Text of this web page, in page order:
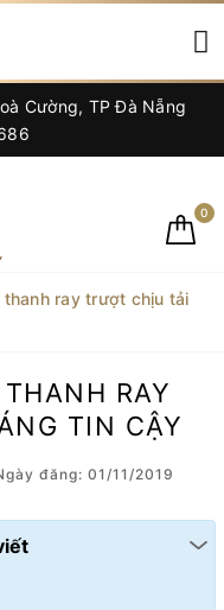
Cường, TP Đà Nẵng
0
thanh ray trượt chịu tải
RAY
TIN CẬY
đăng: 01/11/2019